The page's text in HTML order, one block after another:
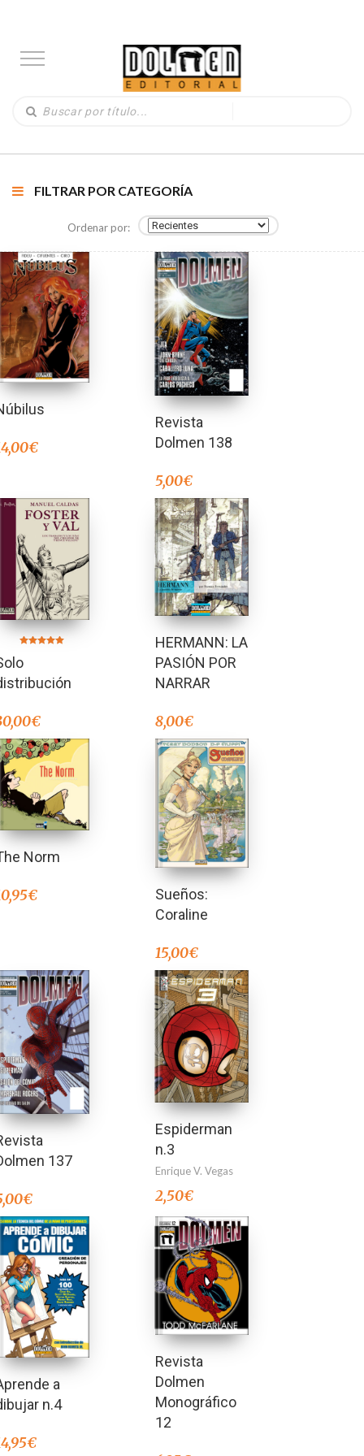
FILTRAR POR CATEGORÍA
Ordenar por:
€
Revista
Dolmen 138
5,00€
5.00
de 5
€
HERMANN: LA
PASIÓN POR
NARRAR
8,00€
Norm
€
Sueños:
Coraline
15,00€
137
€
Espiderman
n.3
Enrique V. Vegas
2,50€
a
n.4
€
Revista
Dolmen
Monográfico
12